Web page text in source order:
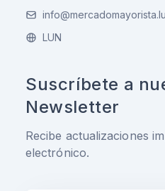
LUN
Suscríbete a
Newsletter
Recibe actualizaciones
electrónico.